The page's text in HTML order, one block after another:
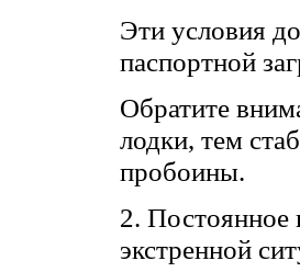
Эти условия
паспортной
Обратите
лодки, тем
пробоины.
2. Постоянное
экстренной